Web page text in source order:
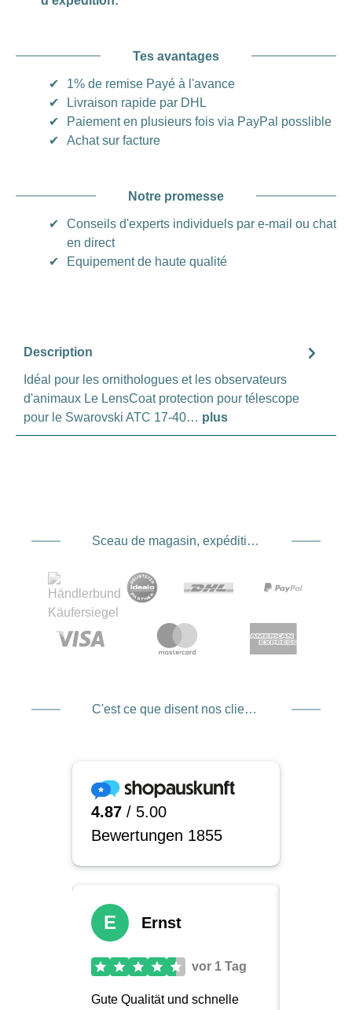
Tes avantages
✔
1% de remise Payé à l'avance
✔
Livraison rapide par DHL
✔
Paiement en plusieurs fois via PayPal posslible
✔
Achat sur facture
Notre promesse
✔
Conseils d'experts individuels par e-mail ou chat
en direct
✔
Equipement de haute qualité
Description
Idéal pour les ornithologues et les observateurs
d'animaux Le LensCoat protection pour télescope
pour le Swarovski ATC 17-40… plus
Sceau de magasin, expédition et expédition. Prestataire de services de paiement
C'est ce que disent nos clients